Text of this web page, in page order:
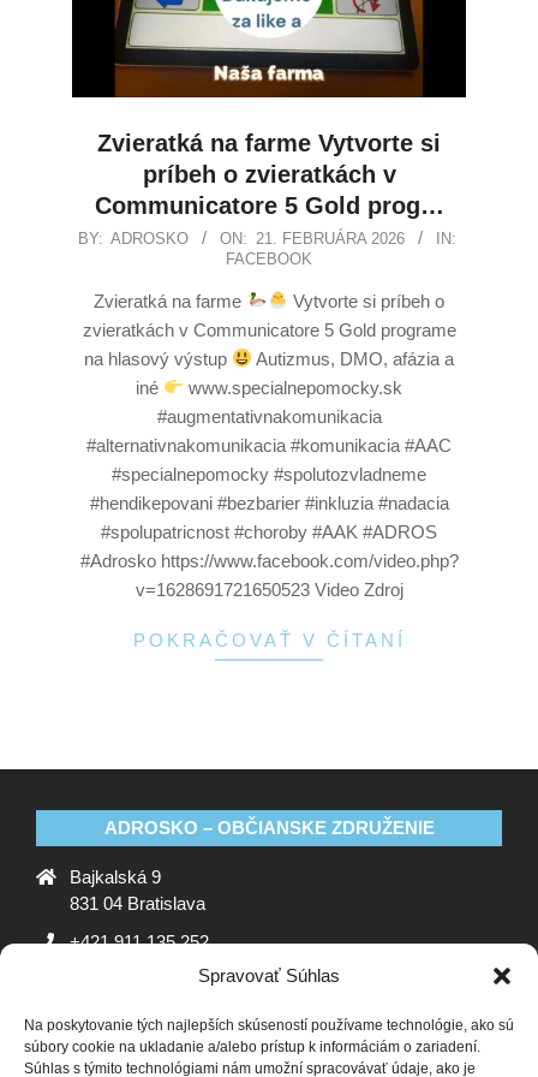
Spravovať Súhlas
Na poskytovanie tých najlepších skúseností používame technológie, ako sú
súbory cookie na ukladanie a/alebo prístup k informáciám o zariadení.
Súhlas s týmito technológiami nám umožní spracovávať údaje, ako je
Zvieratká na farme Vytvorte si
príbeh o zvieratkách v
Communicatore 5 Gold prog…
BY: ADROSKO ON: 21. FEBRUÁRA 2026
IN:
FACEBOOK
Zvieratká na farme
Vytvorte si príbeh o
zvieratkách v Communicatore 5 Gold programe
na hlasový výstup
Autizmus, DMO, afázia a
iné
www.specialnepomocky.sk
#augmentativnakomunikacia
#alternativnakomunikacia #komunikacia #AAC
#specialnepomocky #spolutozvladneme
#hendikepovani #bezbarier #inkluzia #nadacia
#spolupatricnost #choroby #AAK #ADROS
#Adrosko https://www.facebook.com/video.php?
v=1628691721650523 Video Zdroj
POKRAČOVAŤ V ČÍTANÍ
ADROSKO – OBČIANSKE ZDRUŽENIE
Bajkalská 9
831 04 Bratislava
+421 911 135 252
ADROSKO